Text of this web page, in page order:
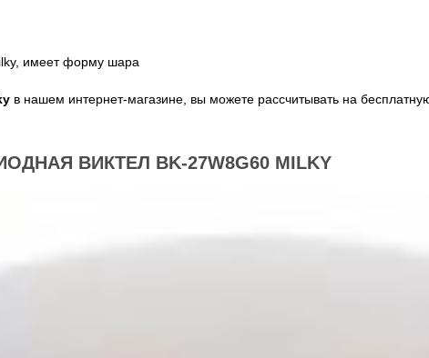
имеет форму шара
в нашем интернет-магазине, вы можете рассчитывать на
ВИКТЕЛ BK-27W8G60 MILKY